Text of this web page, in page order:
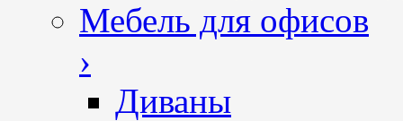
Мебель для офисов
›
Диваны